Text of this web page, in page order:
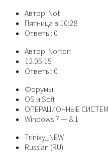
Автор: Not
Пятница в 10:28
Ответы: 0
Автор: Norton
12.05.15
Ответы: 0
Форумы
OS и Soft
ОПЕРАЦИОННЫЕ
Windows 7 — 8.1
Trinixy_NEW
Russian (RU)